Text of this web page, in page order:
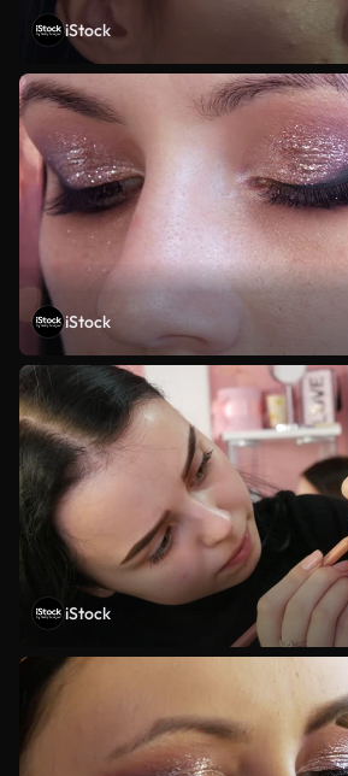
iStock
iStock
iStock